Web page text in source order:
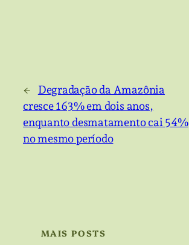
←
Degradação da Amazônia
cresce 163% em dois anos,
enquanto desmatamento cai 54%
no mesmo período
MAIS POSTS